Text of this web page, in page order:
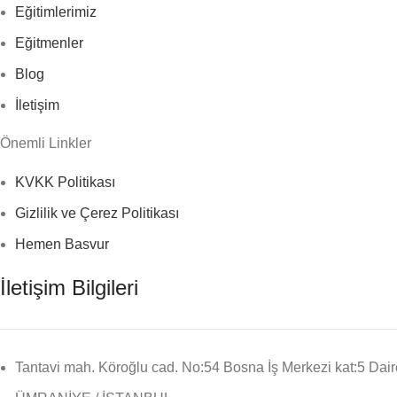
Eğitimlerimiz
Eğitmenler
Blog
İletişim
Önemli Linkler
KVKK Politikası
Gizlilik ve Çerez Politikası
Hemen Basvur
İletişim Bilgileri
Tantavi mah. Köroğlu cad. No:54 Bosna İş Merkezi kat:5